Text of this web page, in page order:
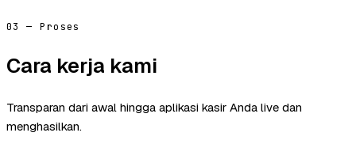
03 — Proses
Cara kerja kami
Transparan dari awal hingga aplikasi kasir Anda live dan
menghasilkan.